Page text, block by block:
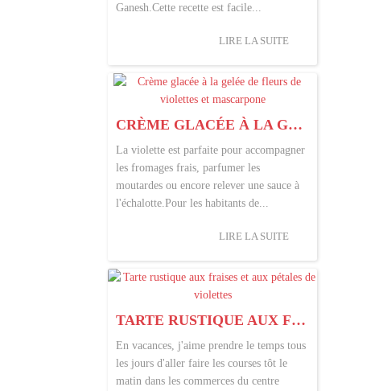
Ganesh.Cette recette est facile...
LIRE LA SUITE
CRÈME GLACÉE À LA GELÉE DE FLEURS DE VIOLETTES ET MASCARPONE
La violette est parfaite pour accompagner
les fromages frais, parfumer les
moutardes ou encore relever une sauce à
l'échalotte.Pour les habitants de...
LIRE LA SUITE
TARTE RUSTIQUE AUX FRAISES ET AUX PÉTALES DE VIOLETTES
En vacances, j'aime prendre le temps tous
les jours d'aller faire les courses tôt le
matin dans les commerces du centre